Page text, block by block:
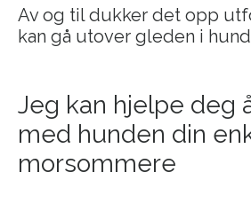
Av og til dukker det opp
kan gå utover gleden i
Jeg kan hjelpe deg
med hunden din
morsommere